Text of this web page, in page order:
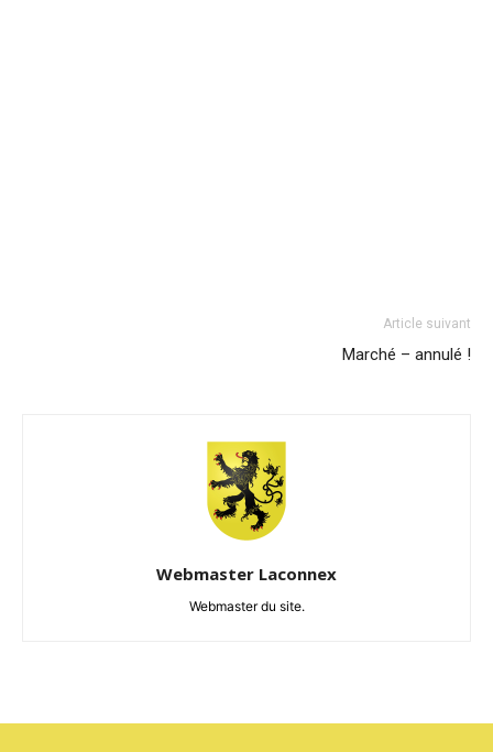
Article suivant
Marché – annulé !
Webmaster Laconnex
Webmaster du site.